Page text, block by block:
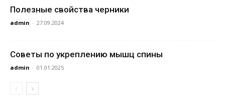
Полезные свойства черники
admin - 27.09.2024
Советы по укреплению мышц спины
admin - 01.01.2025